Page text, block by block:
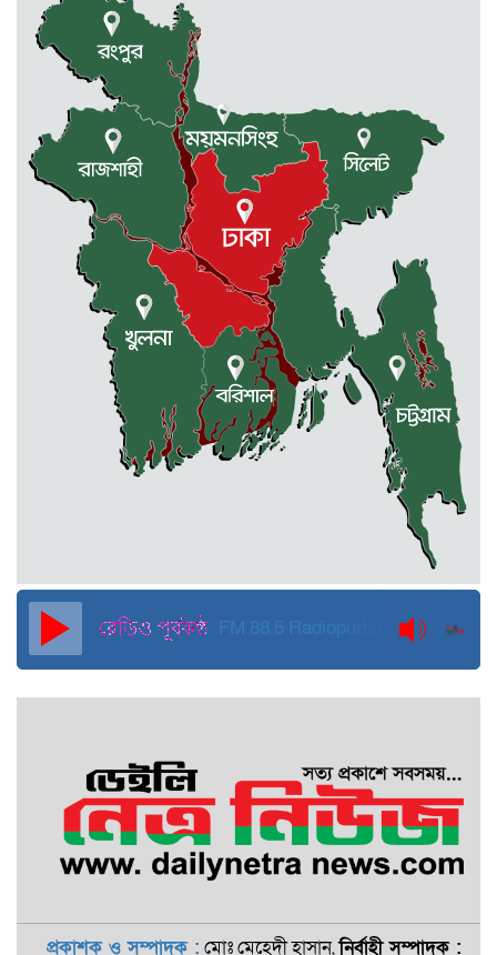
রাজধানীর তিন ক্যাম্পাসে ছাত্রদল-
ছাত্রশিবির দফায় দফায় সংঘর্ষ
সরকারের ফ্যামিলি কার্ড কার্যক্রম
বাস্তবায়নে ব্যয় ২০০০ কোটি টাকা
মোহনগঞ্জে কর্মস্থলেই অসুস্থ- রক্তবমির পর
প্রাণ গেল স্বাস্থ্য কর্মকর্তার
কুড়িগ্রামে বন্যাদুর্গতদের জন্য বরাদ্দকৃত
৩০ মেট্রিক টন চাল,একমুঠোও জোটেনি
ক্ষতিগ্রস্ত মানুষের ভাগ্যে
জুলাই ব্যবসা ও হাদি ব্যবসা চালু রাখতে
হবে: মাহমুদা মিতু
দুবাইয়ে কারাগার থেকে মুক্তি পেয়েছেন
পুলিশের সাবেক মহাপরিদর্শক বেনজীর
আহমেদ
FM 88.5 Radiopurbakantho
প্রকাশক ও সম্পাদক : মোঃ মেহেদী হাসান,নির্বাহী সম্পাদক :